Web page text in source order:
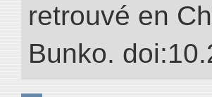
retrouvé en
Bunko.